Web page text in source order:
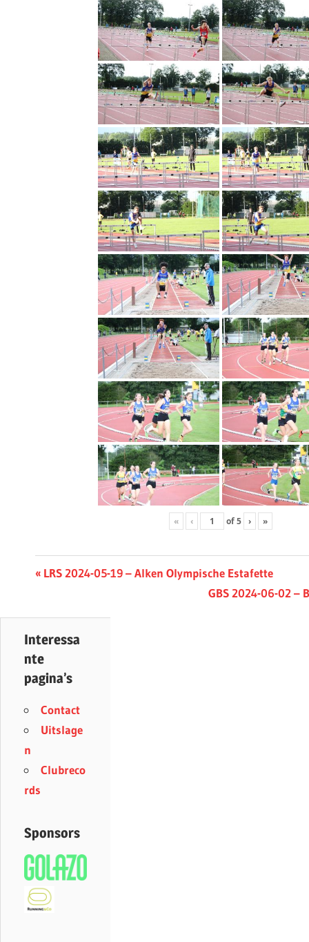
« ‹ of5 › »
Berichtnavigatie
Previous
LRS 2024-05-19 – Alken Olympische Estafette
Next
GBS 2024-06-02 –
Interessa
nte
pagina’s
Contact
Uitslage
n
Clubreco
rds
Sponsors